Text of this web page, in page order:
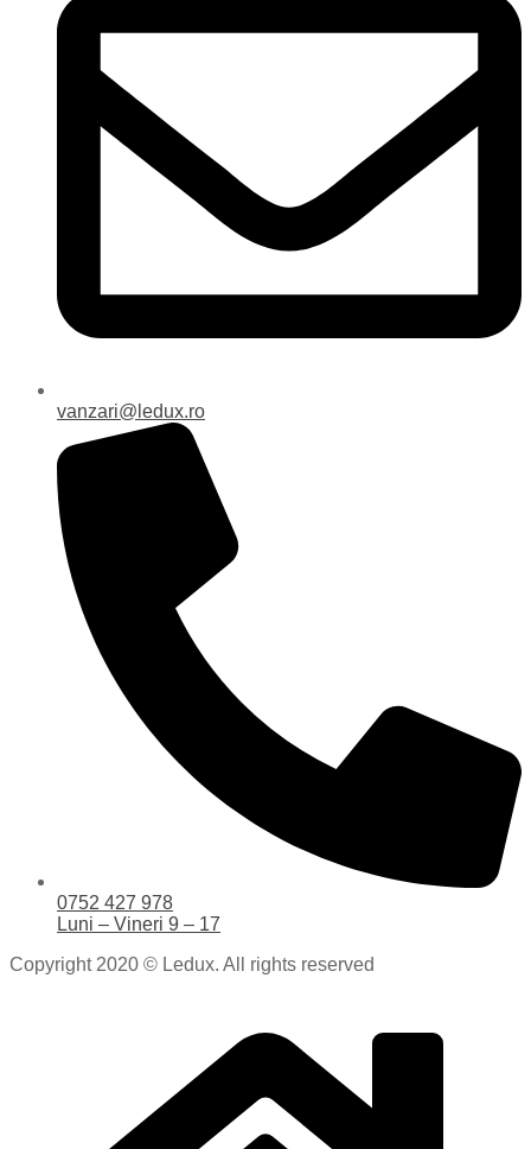
vanzari@ledux.ro
0752 427 978
Luni – Vineri 9 – 17
Copyright 2020 © Ledux. All rights reserved